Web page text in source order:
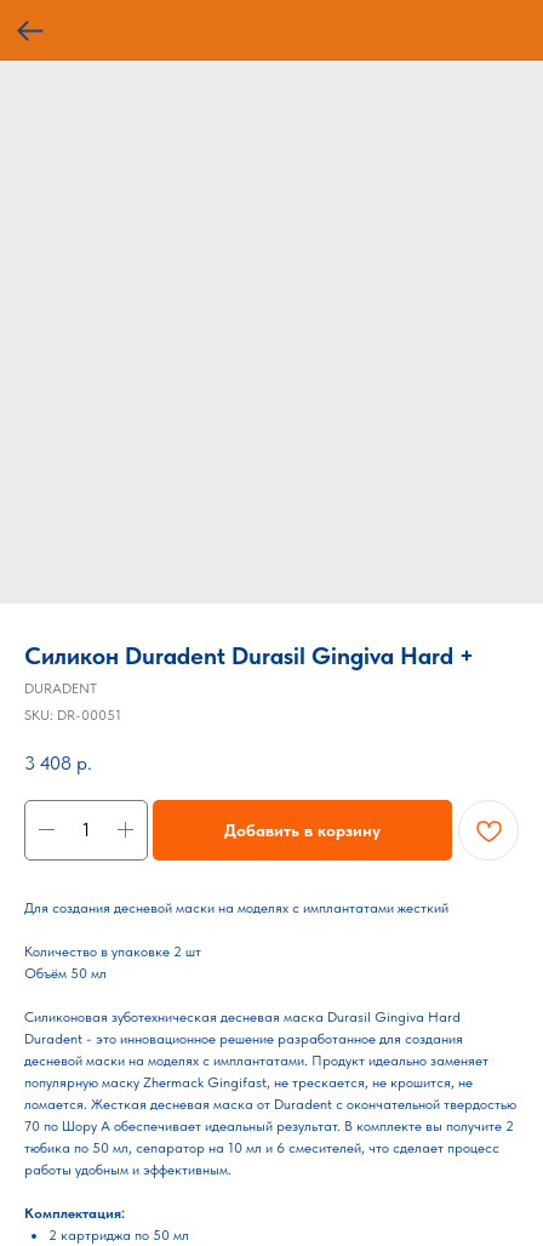
Cиликон Duradent Durasil Gingiva Hard +
DURADENT
SKU: DR-00051
3 408 р.
Добавить в корзину
Для создания десневой маски на моделях с имплантатами жесткий
Количество в упаковке 2 шт
Объём 50 мл
Силиконовая зуботехническая десневая маска Durasil Gingiva Hard
Duradent - это инновационное решение разработанное для создания
десневой маски на моделях с имплантатами. Продукт идеально заменяет
популярную маску Zhermack Gingifast, не трескается, не крошится, не
ломается. Жесткая десневая маска от Duradent с окончательной твердостью
70 по Шору А обеспечивает идеальный результат. В комплекте вы получите 2
тюбика по 50 мл, сепаратор на 10 мл и 6 смесителей, что сделает процесс
работы удобным и эффективным.
Комплектация:
2 картриджа по 50 мл